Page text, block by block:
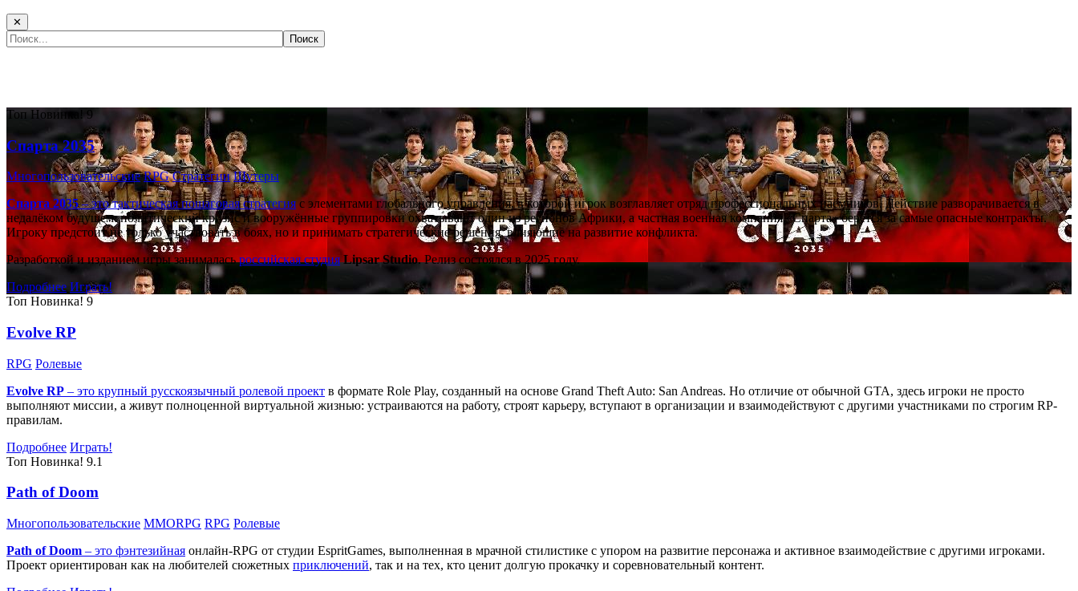
✕
Топ Новинка! 9
Спарта 2035
Многопользовательские RPG Стратегии Шутеры
Спарта 2035– это тактическаяпошаговая стратегияс элементами глобального управления, в которой игрок возглавляет отряд профессиональных наёмников. Действие разворачивается в
недалёком будущем: политический кризис и вооружённые группировки охватывают один из регионов Африки, а частная военная компания «Спарта» берётся за самые опасные контракты.
Игроку предстоит не только участвовать в боях, но и принимать стратегические решения, влияющие на развитие конфликта.
Разработкой и изданием игры занималасьроссийская студия Lipsar Studio. Релиз состоялся в 2025 году.
Подробнее Играть!
Топ Новинка! 9
Evolve RP
RPG Ролевые
Evolve RP – это крупный русскоязычный ролевой проект в формате Role Play, созданный на основе Grand Theft Auto: San Andreas. Но отличие от обычной GTA, здесь игроки не просто
выполняют миссии, а живут полноценной виртуальной жизнью: устраиваются на работу, строят карьеру, вступают в организации и взаимодействуют с другими участниками по строгим RP-
правилам.
Подробнее Играть!
Топ Новинка! 9.1
Path of Doom
Многопользовательские MMORPG RPG Ролевые
Path of Doom – это фэнтезийная онлайн-RPG от студии EspritGames, выполненная в мрачной стилистике с упором на развитие персонажа и активное взаимодействие с другими игроками.
Проект ориентирован как на любителей сюжетных приключений, так и на тех, кто ценит долгую прокачку и соревновательный контент.